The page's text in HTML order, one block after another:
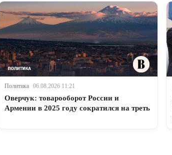
Политика 06.08.2026 11:21
Оверчук: товарооборот России и
Армении в 2025 году сократился на треть